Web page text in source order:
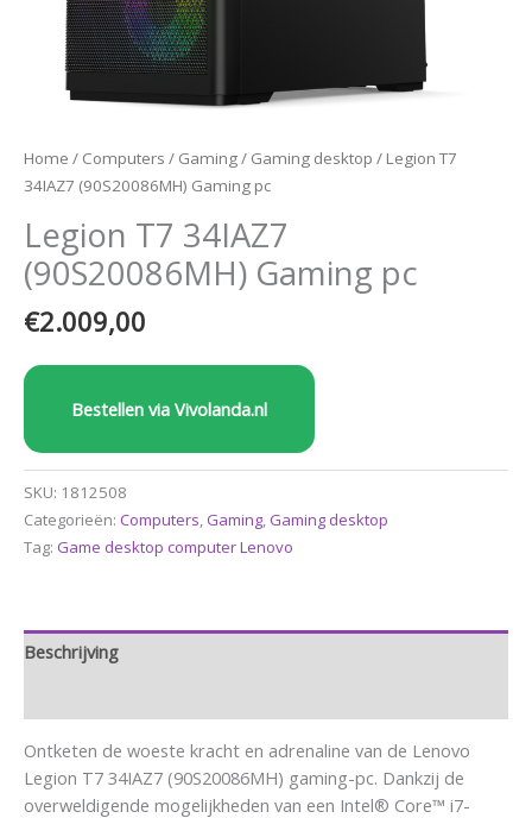
Home / Computers / Gaming/ Gaming desktop / Legion T7
34IAZ7 (90S20086MH) Gaming pc
Legion T7 34IAZ7
(90S20086MH) Gaming pc
€2.009,00
Bestellen via Vivolanda.nl
SKU: 1812508
Categorieën: Computers, Gaming, Gaming desktop
Tag: Game desktop computer Lenovo
Beschrijving
Ontketen de woeste kracht en adrenaline van de Lenovo
Legion T7 34IAZ7 (90S20086MH) gaming-pc. Dankzij de
overweldigende mogelijkheden van een Intel® Core™ i7-